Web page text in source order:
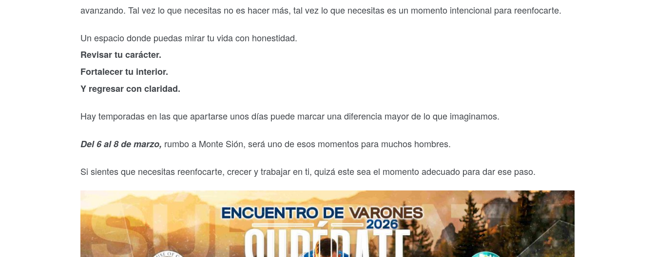
avanzando. Tal vez lo que necesitas no es hacer más, tal vez lo que necesitas es un momento intencional para reenfocarte.
Un espacio donde puedas mirar tu vida con honestidad.
Revisar tu carácter.
Fortalecer tu interior.
Y regresar con claridad.
Hay temporadas en las que apartarse unos días puede marcar una diferencia mayor de lo que imaginamos.
Del 6 al 8 de marzo, rumbo a Monte Sión, será uno de esos momentos para muchos hombres.
Si sientes que necesitas reenfocarte, crecer y trabajar en ti, quizá este sea el momento adecuado para dar ese paso.